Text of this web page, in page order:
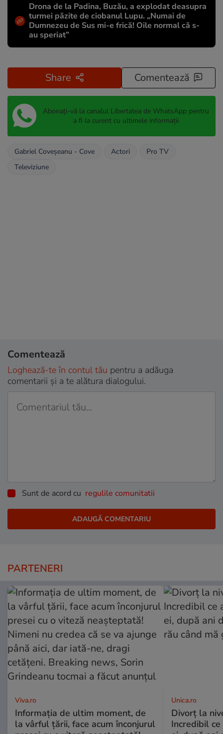
Drona de la Padina, Buzău, a explodat deasupra
turmei păzite de ciobanul Lupu. „Numai de
Dumnezeu de Sus mi-e frică! Oile normal că s-
au speriat”
Share Comentează
Abonați-vă la canalul Libertatea de WhatsApp pentru
a fi la curent cu ultimele informații
Gabriel Coveșeanu - Cove Actori
Pro TV
Televiziune
Comentează
Loghează-te în contul tău pentru a adăuga
comentarii și a te alătura dialogului.
Sunt de acord cu regulile comunitatii
PARTENERI
Viva.ro
Informația de ultim moment, de
la vârful țării, face acum înconjurul
Unica.ro
Divorț la
Incredibil